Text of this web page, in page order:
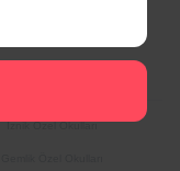
İznik Özel Okulları